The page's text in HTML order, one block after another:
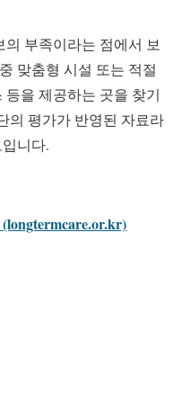
부족이라는 점에서 보
맞춤형 시설 또는 적절
을 제공하는 곳을 찾기
의 평가가 반영된 자료라
니다.